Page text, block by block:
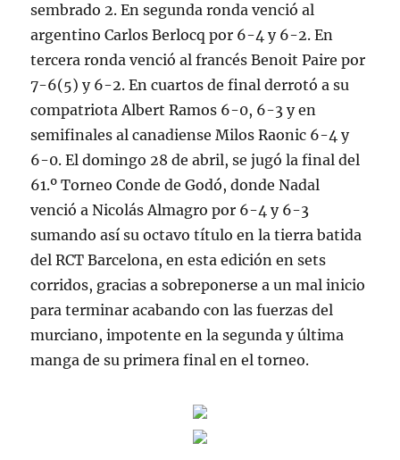
sembrado 2. En segunda ronda venció al
argentino Carlos Berlocq por 6-4 y 6-2. En
tercera ronda venció al francés Benoit Paire por
7-6(5) y 6-2. En cuartos de final derrotó a su
compatriota Albert Ramos 6-0, 6-3 y en
semifinales al canadiense Milos Raonic 6-4 y
6-0. El domingo 28 de abril, se jugó la final del
61.º Torneo Conde de Godó, donde Nadal
venció a Nicolás Almagro por 6-4 y 6-3
sumando así su octavo título en la tierra batida
del RCT Barcelona, en esta edición en sets
corridos, gracias a sobreponerse a un mal inicio
para terminar acabando con las fuerzas del
murciano, impotente en la segunda y última
manga de su primera final en el torneo.